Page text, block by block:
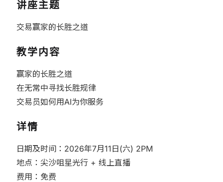
讲座主题
交易赢家的长胜之道
教学内容
赢家的长胜之道
在无常中寻找长胜规律
交易员如何用AI为你服务
详情
日期及时间：2026年7月11日(六) 2PM
地点：尖沙咀星光行 + 线上直播
费用：免费